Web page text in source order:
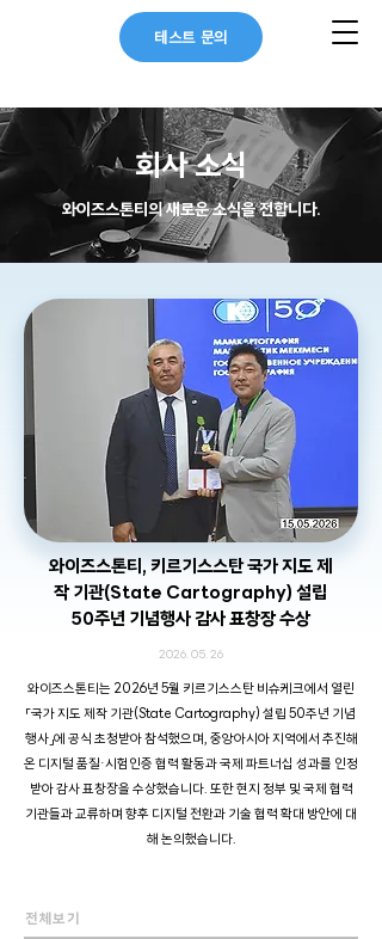
테스트 문의
회사 소식
와이즈스톤티의 새로운 소식을 전합니다.
와이즈스톤티, 키르기스스탄 국가 지도 제
작 기관(State Cartography) 설립
50주년 기념행사 감사 표창장 수상
2026. 05. 26
와이즈스톤티는 2026년 5월 키르기스스탄 비슈케크에서 열린
「국가 지도 제작 기관(State Cartography) 설립 50주년 기념
행사」에 공식 초청받아 참석했으며, 중앙아시아 지역에서 추진해
온 디지털 품질·시험인증 협력 활동과 국제 파트너십 성과를 인정
받아 감사 표창장을 수상했습니다. 또한 현지 정부 및 국제 협력
기관들과 교류하며 향후 디지털 전환과 기술 협력 확대 방안에 대
해 논의했습니다.
전체보기